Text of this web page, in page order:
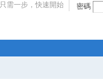
密碼
只需一步，快速開始